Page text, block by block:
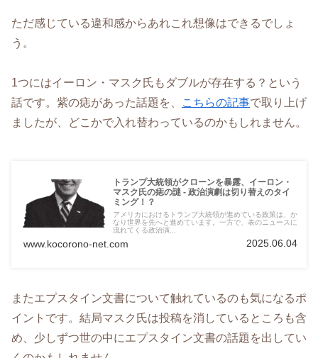
ただ感じている違和感からあれこれ想像はできるでしょ
う。
1つにはイーロン・マスク氏もダブルが存在する？という
話です。紫の痣があった話題を、
こちらの記事で取り上げ
ましたが、どこかで入れ替わっているのかもしれません。
トランプ大統領がクローンを暴露、イーロン・
マスク氏の痣の謎 - 政治演劇は切り替えのタイ
ミング！？
アメリカにおけるトランプ大統領が進めている政策は、か
なり世界を先へと進めています。一方で、表のニュースに
流れてくる政治演...
www.kocorono-net.com 2025.06.04
またエプスタイン文書について触れているのも気になるポ
イントです。結局マスク氏は投稿を消しているところも含
め、少しずつ世の中にエプスタイン文書の話題を出してい